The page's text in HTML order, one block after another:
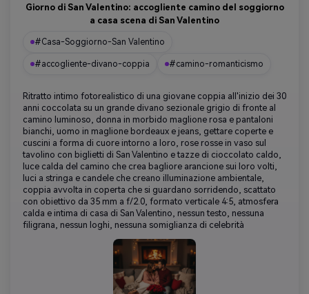
Giorno di San Valentino: accogliente camino del soggiorno
a casa scena di San Valentino
#Casa-Soggiorno-San Valentino
#accogliente-divano-coppia #camino-romanticismo
Ritratto intimo fotorealistico di una giovane coppia all'inizio dei 30
anni coccolata su un grande divano sezionale grigio di fronte al
camino luminoso, donna in morbido maglione rosa e pantaloni
bianchi, uomo in maglione bordeaux e jeans, gettare coperte e
cuscini a forma di cuore intorno a loro, rose rosse in vaso sul
tavolino con biglietti di San Valentino e tazze di cioccolato caldo,
luce calda del camino che crea bagliore arancione sui loro volti,
luci a stringa e candele che creano illuminazione ambientale,
coppia avvolta in coperta che si guardano sorridendo, scattato
con obiettivo da 35 mm a f/2.0, formato verticale 4:5, atmosfera
calda e intima di casa di San Valentino, nessun testo, nessuna
filigrana, nessun loghi, nessuna somiglianza di celebrità